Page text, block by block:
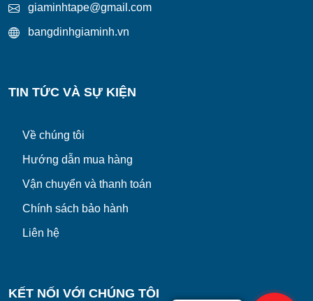
giaminhtape@gmail.com
bangdinhgiaminh.vn
TIN TỨC VÀ SỰ KIỆN
Về chúng tôi
Hướng dẫn mua hàng
Vận chuyển và thanh toán
Chính sách bảo hành
Liên hệ
KẾT NỐI VỚI CHÚNG TÔI